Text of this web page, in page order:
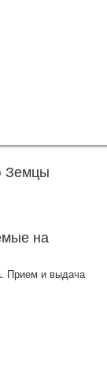
Земцы
на
Прием и выдача